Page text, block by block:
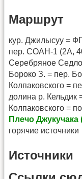
Маршрут
кур. Джилысуу =
пер. СОАН-1 (2А,
Серебряное
Бороко З. = пер.
Колпаковского =
долина р. Кельдик
Колпаковского =
Плечо Джукучака
горячие источники
Источники